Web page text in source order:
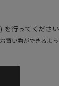
行ってください
買い物ができるよう